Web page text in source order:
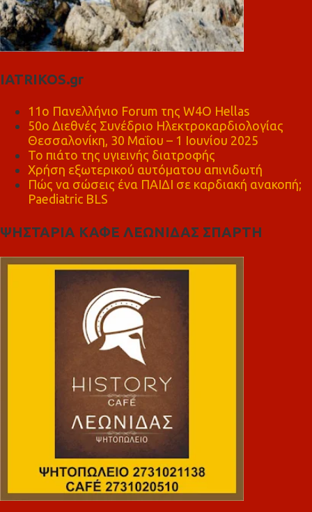
IATRIKOS.gr
11ο Πανελλήνιο Forum της W4O Hellas
50ο Διεθνές Συνέδριο Ηλεκτροκαρδιολογίας
Θεσσαλονίκη, 30 Μαΐου – 1 Ιουνίου 2025
Το πιάτο της υγιεινής διατροφής
Χρήση εξωτερικού αυτόματου απινιδωτή
Πώς να σώσεις ένα ΠΑΙΔΙ σε καρδιακή ανακοπή;
Paediatric BLS
ΨΗΣΤΑΡΙΑ ΚΑΦΕ ΛΕΩΝΙΔΑΣ ΣΠΑΡΤΗ